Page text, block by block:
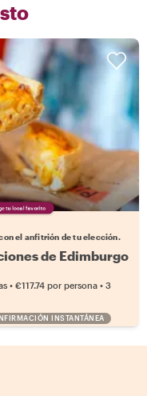
local favorito
el anfitrión de tu elección.
de Edimburgo
• €117.74 por persona • 3
INSTANTÁNEA